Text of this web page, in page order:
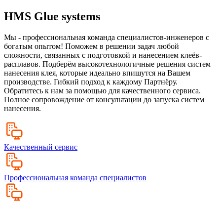
HMS Glue systems
Мы - профессиональная команда специалистов-инженеров с
богатым опытом! Поможем в решении задач любой
сложности, связанных с подготовкой и нанесением клеёв-
расплавов. Подберём высокотехнологичные решения систем
нанесения клея, которые идеально впишутся на Вашем
производстве. Гибкий подход к каждому Партнёру.
Обратитесь к нам за помощью для качественного сервиса.
Полное сопровождение от консультации до запуска систем
нанесения.
Качественный сервис
Профессиональная команда специалистов